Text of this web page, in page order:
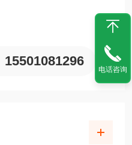
15501081296
电话咨询